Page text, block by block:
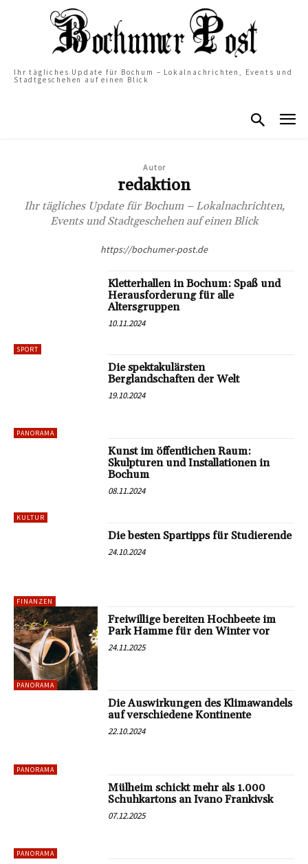
Ihr tägliches Update für Bochum – Lokalnachrichten, Events und
Stadtgeschehen auf einen Blick
Autor
redaktion
Ihr tägliches Update für Bochum – Lokalnachrichten,
Events und Stadtgeschehen auf einen Blick
https://bochumer-post.de
SPORT
Kletterhallen in Bochum: Spaß und
Herausforderung für alle
Altersgruppen
10.11.2024
PANORAMA
Die spektakulärsten
Berglandschaften der Welt
19.10.2024
KULTUR
Kunst im öffentlichen Raum:
Skulpturen und Installationen in
Bochum
08.11.2024
FINANZEN
Die besten Spartipps für Studierende
24.10.2024
PANORAMA
Freiwillige bereiten Hochbeete im
Park Hamme für den Winter vor
24.11.2025
PANORAMA
Die Auswirkungen des Klimawandels
auf verschiedene Kontinente
22.10.2024
PANORAMA
Mülheim schickt mehr als 1.000
Schuhkartons an Ivano Frankivsk
07.12.2025